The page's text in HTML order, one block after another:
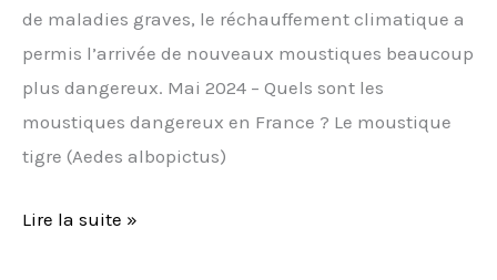
de maladies graves, le réchauffement climatique a
permis l’arrivée de nouveaux moustiques beaucoup
plus dangereux. Mai 2024 – Quels sont les
moustiques dangereux en France ? Le moustique
tigre (Aedes albopictus)
Lire la suite »